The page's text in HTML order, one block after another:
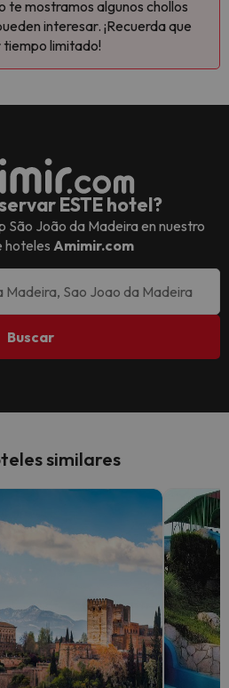
te mostramos algunos chollos
interesar. ¡Recuerda que
limitado!
ESTE hotel?
São João da Madeiraen nuestro
hoteles Amimir.com
Buscar
similares